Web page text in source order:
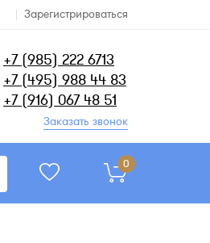
Зарегистрироваться
+7 (985) 222 6713
+7 (495) 988 44 83
+7 (916) 067 48 51
Заказать звонок
0